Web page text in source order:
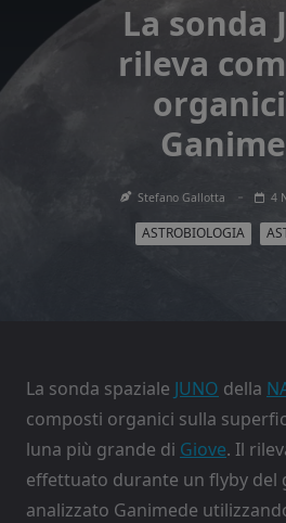
La sonda
rileva
Stefano Gallotta 4
ASTROBIOLOGIA
La sonda spaziale JUNO della
composti organici sulla
luna più grande di Giove. Il
effettuato durante un flyby del
analizzato Ganimede